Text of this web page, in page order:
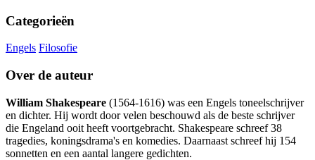
Categorieën
Engels Filosofie
Over de auteur
William Shakespeare (1564-1616) was een Engels toneelschrijver
en dichter. Hij wordt door velen beschouwd als de beste schrijver
die Engeland ooit heeft voortgebracht. Shakespeare schreef 38
tragedies, koningsdrama's en komedies. Daarnaast schreef hij 154
sonnetten en een aantal langere gedichten.